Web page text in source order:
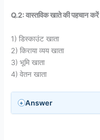
Q.2: वास्तविक खाते की पहचान करें
1) डिस्काउंट खाता
2) किराया व्यय खाता
3) भूमि खाता
4) वेतन खाता
Answer